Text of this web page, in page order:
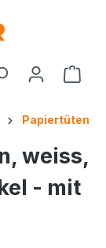
Papiertüten
weiss,
- mit